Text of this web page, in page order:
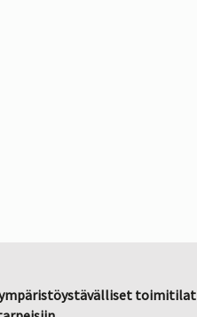
toimitilat